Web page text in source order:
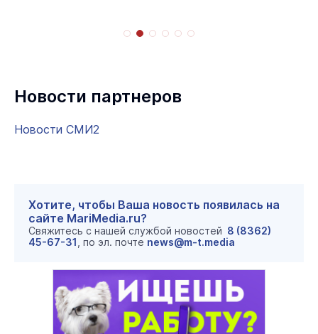
Новости партнеров
Новости СМИ2
Хотите, чтобы Ваша новость появилась на
сайте MariMedia.ru?
Свяжитесь с нашей службой новостей 8 (8362)
45-67-31 , по эл. почте news@m-t.media